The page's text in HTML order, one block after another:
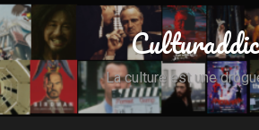
La culture est une